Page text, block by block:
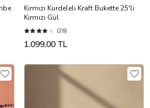
Kırmızı Kurdeleli Kraft Bukette 25'li
Kırmızı Gül
(26)
1.099,00 TL